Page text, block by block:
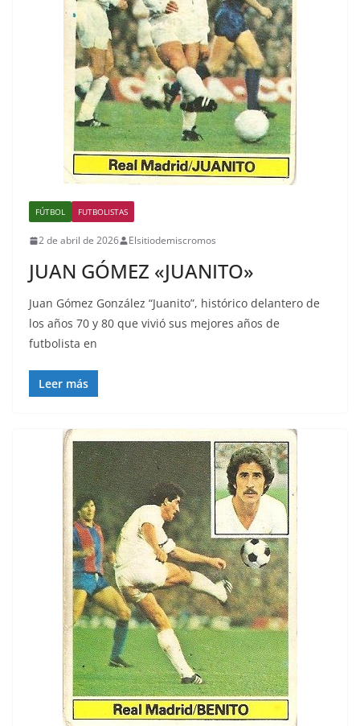
FÚTBOL FUTBOLISTAS
2 de abril de 2026 Elsitiodemiscromos
JUAN GÓMEZ «JUANITO»
Juan Gómez González “Juanito”, histórico delantero de
los años 70 y 80 que vivió sus mejores años de
futbolista en
Leer más